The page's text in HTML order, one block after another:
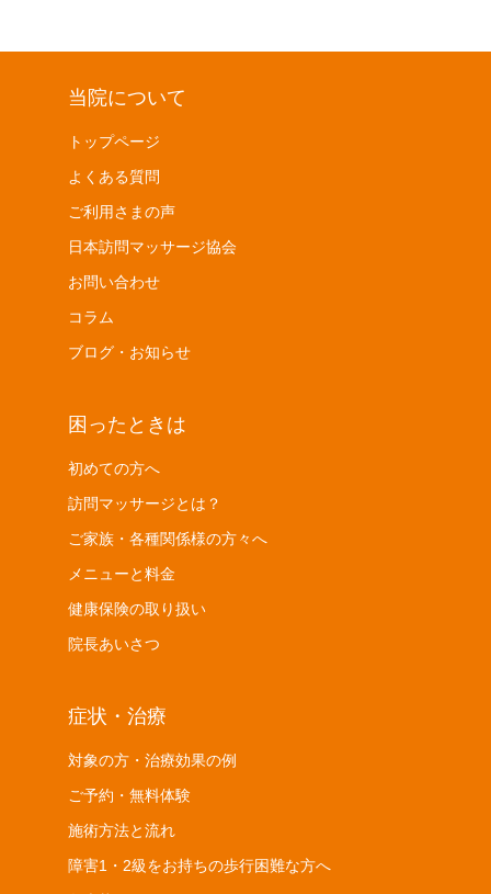
当院について
トップページ
よくある質問
ご利用さまの声
日本訪問マッサージ協会
お問い合わせ
コラム
ブログ・お知らせ
困ったときは
初めての方へ
訪問マッサージとは？
ご家族・各種関係様の方々へ
メニューと料金
健康保険の取り扱い
院長あいさつ
症状・治療
対象の方・治療効果の例
ご予約・無料体験
施術方法と流れ
障害1・2級をお持ちの歩行困難な方へ